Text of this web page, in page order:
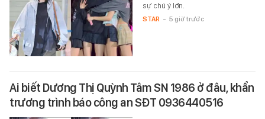
sự chú ý lớn.
STAR - 5 giờ trước
Ai biết Dương Thị Quỳnh Tâm SN 1986 ở đâu, khẩn
trương trình báo công an SĐT 0936440516